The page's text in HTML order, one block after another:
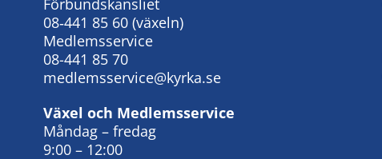
Förbundskansliet
08‑441 85 60 (växeln)
Medlemsservice
08-441 85 70
medlemsservice@kyrka.se
Växel och Medlemsservice
Måndag – fredag
9:00 – 12:00